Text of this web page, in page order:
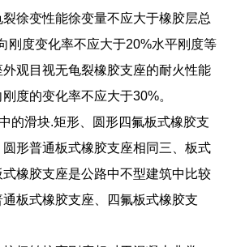
徐变性能徐变量不应大于橡胶层总
刚度变化率不应大于20%水平刚度等
观目视无龟裂橡胶支座的耐火性能
度的变化率不应大于30%。
的滑块.矩形、圆形四氟板式橡胶支
形普通板式橡胶支座相同三、板式
橡胶支座是公路中不型建筑中比较
板式橡胶支座、四氟板式橡胶支